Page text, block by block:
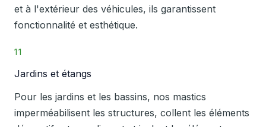
et à l'extérieur des véhicules, ils garantissent
fonctionnalité et esthétique.
11
Jardins et étangs
Pour les jardins et les bassins, nos mastics
imperméabilisent les structures, collent les éléments